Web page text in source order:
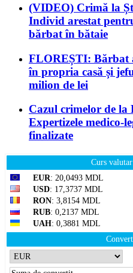
(VIDEO) Crimă la
Individ arestat
bărbat în bătaie
FLOREȘTI: Bărbat
în propria casă și
milion de lei
Cazul crimelor de la
Expertizele medico-
finalizate
Curs
EUR: 20,0493 MDL
USD: 17,3737 MDL
RON: 3,8154 MDL
RUB: 0,2137 MDL
UAH: 0,3881 MDL